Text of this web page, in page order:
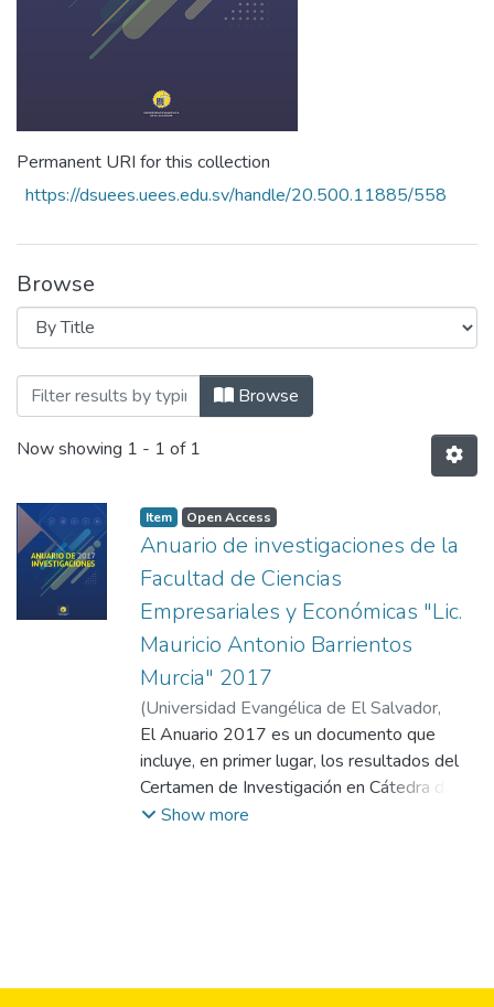
Permanent URI for this collection
https://dsuees.uees.edu.sv/handle/20.500.11885/558
Browse
Browsing Anuario de investigaciones
Browse
Now showing 1 - 1 of 1
Item Open Access
Anuario de investigaciones de la
Facultad de Ciencias
Empresariales y Económicas "Lic.
Mauricio Antonio Barrientos
Murcia" 2017
(Universidad Evangélica de El Salvador,
2017)Facultad de Ciencias Empresariales
El Anuario 2017 es un documento que
incluye, en primer lugar, los resultados del
Certamen de Investigación en Cátedra del
ciclo 01 y ciclo 02 del año 2017; en
Show more